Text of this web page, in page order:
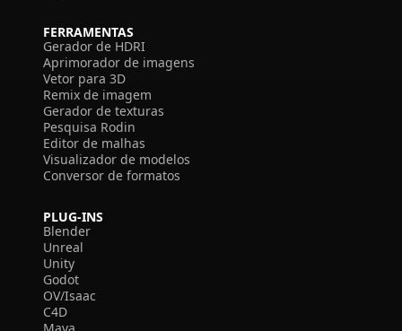
FERRAMENTAS
Gerador de HDRI
Aprimorador de imagens
Vetor para 3D
Remix de imagem
Gerador de texturas
Pesquisa Rodin
Editor de malhas
Visualizador de modelos
Conversor de formatos
PLUG-INS
Blender
Unreal
Unity
Godot
OV/Isaac
C4D